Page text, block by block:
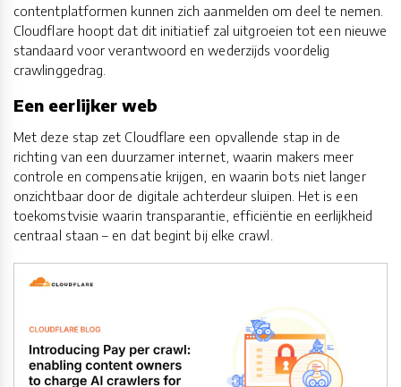
contentplatformen kunnen zich aanmelden om deel te nemen.
Cloudflare hoopt dat dit initiatief zal uitgroeien tot een nieuwe
standaard voor verantwoord en wederzijds voordelig
crawlinggedrag.
Een eerlijker web
Met deze stap zet Cloudflare een opvallende stap in de
richting van een duurzamer internet, waarin makers meer
controle en compensatie krijgen, en waarin bots niet langer
onzichtbaar door de digitale achterdeur sluipen. Het is een
toekomstvisie waarin transparantie, efficiëntie en eerlijkheid
centraal staan – en dat begint bij elke crawl.